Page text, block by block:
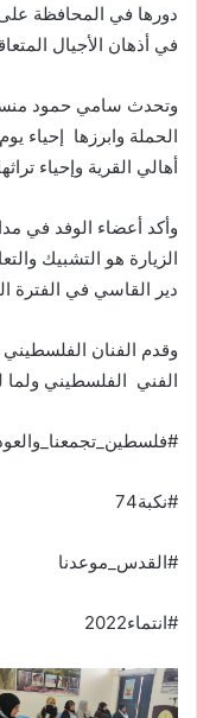
دورها في المحافظة على
في أذهان الأجيال
وتحدث سامي حمود
الحملة وابرزها إحياء
أهالي القرية وإحياء
وأكد أعضاء الوفد في
الزيارة هو التشبيك
دير القاسي في الفترة
وقدم الفنان
الفني الفلسطيني ولما
#نكبة74
#القدس_موعدنا
#انتماء2022